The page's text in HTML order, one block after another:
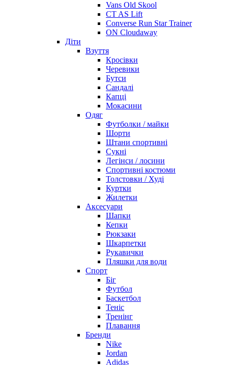
Vans Old Skool
CT AS Lift
Converse Run Star Trainer
ON Cloudaway
Діти
Взуття
Кросівки
Черевики
Бутси
Сандалі
Капці
Мокасини
Одяг
Футболки / майки
Шорти
Штани спортивні
Сукні
Легінси / лосини
Спортивні костюми
Толстовки / Худі
Куртки
Жилетки
Аксесуари
Шапки
Кепки
Рюкзаки
Шкарпетки
Рукавички
Пляшки для води
Спорт
Біг
Футбол
Баскетбол
Теніс
Тренінг
Плавання
Бренди
Nike
Jordan
Adidas